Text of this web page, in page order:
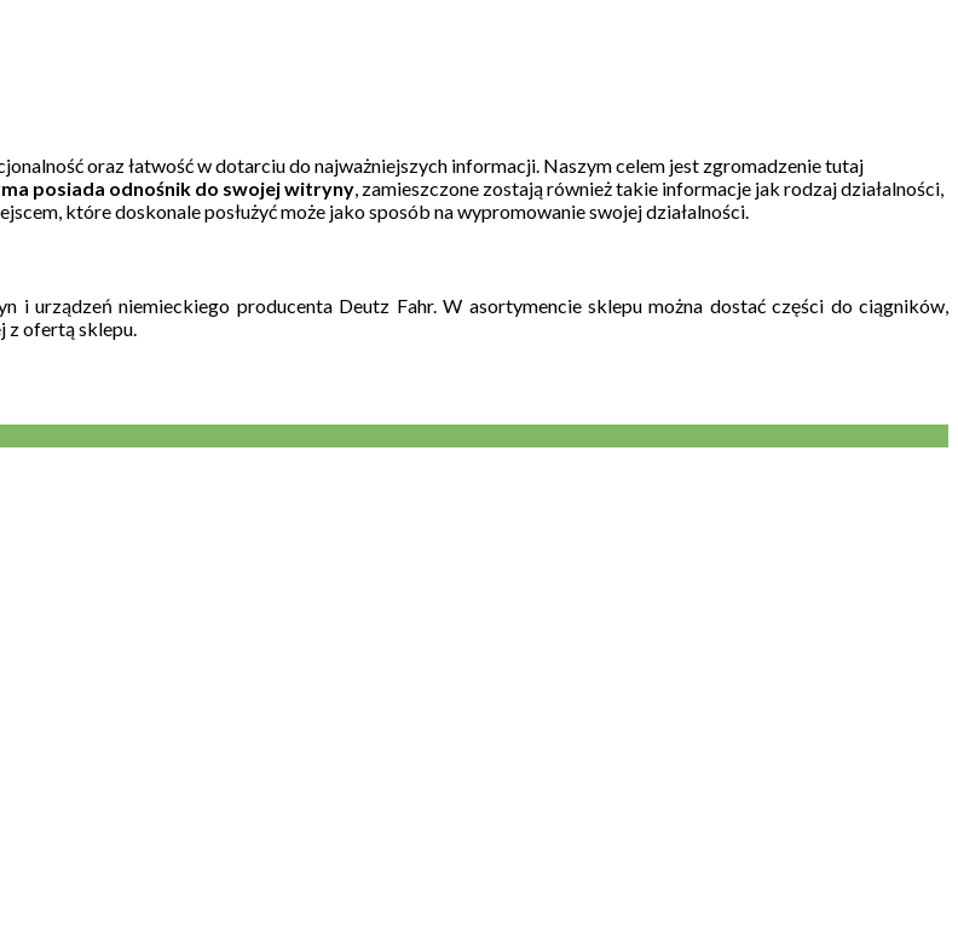
oraz łatwość w dotarciu do najważniejszych informacji. Naszym celem jest zgromadzenie tutaj
posiada odnośnik do swojej witryny , zamieszczone zostają również takie informacje jak rodzaj działalności,
które doskonale posłużyć może jako sposób na wypromowanie swojej działalności.
i urządzeń niemieckiego producenta Deutz Fahr. W asortymencie sklepu można dostać części do ciągników,
z ofertą sklepu.